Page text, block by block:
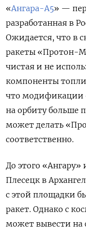
«Ангара-А5» —
разработанная в
Ожидается, что в
ракеты «Протон-
чистая и не
компоненты
что модификации
на орбиту больше
может делать
соответственно.
До этого
Плесецк в
с этой площадки
ракет. Однако с
может вывести на